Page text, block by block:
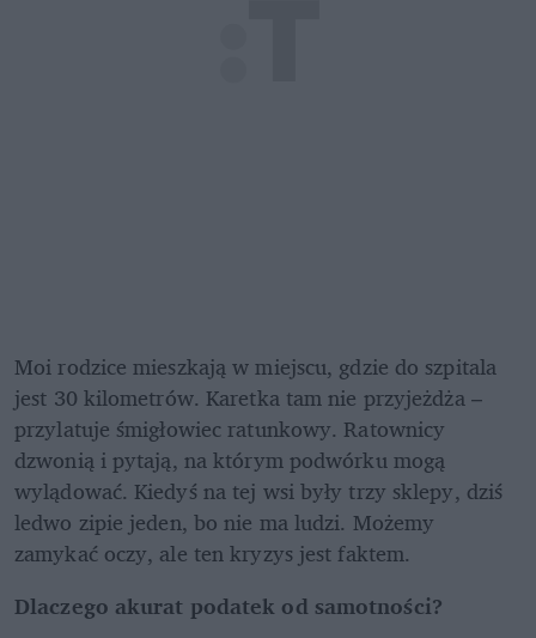
Moi rodzice mieszkają w miejscu, gdzie do szpitala
jest 30 kilometrów. Karetka tam nie przyjeżdża –
przylatuje śmigłowiec ratunkowy. Ratownicy
dzwonią i pytają, na którym podwórku mogą
wylądować. Kiedyś na tej wsi były trzy sklepy, dziś
ledwo zipie jeden, bo nie ma ludzi. Możemy
zamykać oczy, ale ten kryzys jest faktem.
Dlaczego akurat podatek od samotności?